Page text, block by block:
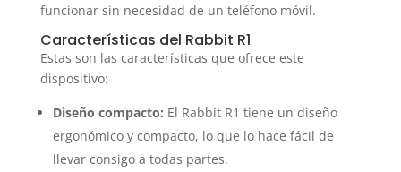
funcionar sin necesidad de un teléfono móvil.
Características del Rabbit R1
Estas son las características que ofrece este
dispositivo:
Diseño compacto: El Rabbit R1 tiene un diseño
ergonómico y compacto, lo que lo hace fácil de
llevar consigo a todas partes.